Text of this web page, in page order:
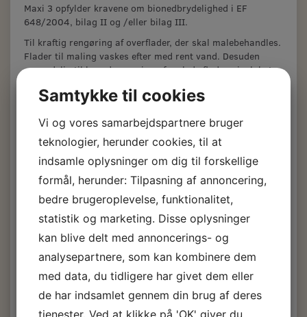
Maxi 3 opfylder kravene om bionedbrydelighed i EF
648/2004, bilag II og /eller bilag III.
Til kraftig rengøring af overflader, der skal malebehandles.
Flader til maling vaskes efter med rent vand. Desuden
anvendelig til hovedrengøring af malede flader, vinyl, beton
tjærestof, tobakstjære.
Se mere her:
http://maxi3.dk/vejledning-og-
brochurer/bliv-klogere-paa-maxi-3/
Besma-pa-pletten-5-Camping.pdf
Indtræksrens-og-
brugsvejledning.pdf Maxi-3-All-round-
brugsvejledning-.pdf Maxi-3-til-båden-.pdf
Maxi 3 Rengøring
81,00 DKKm/Moms
Samtykke til cookies
Vi og vores samarbejdspartnere bruger
teknologier, herunder cookies, til at
indsamle oplysninger om dig til forskellige
formål, herunder: Tilpasning af annoncering,
bedre brugeroplevelse, funktionalitet,
statistik og marketing. Disse oplysninger
kan blive delt med annoncerings- og
analysepartnere, som kan kombinere dem
med data, du tidligere har givet dem eller
de har indsamlet gennem din brug af deres
tjenester. Ved at klikke på 'OK' giver du